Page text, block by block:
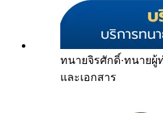
ทนายจิรศักดิ์·ทนายผู้
และเอกสาร